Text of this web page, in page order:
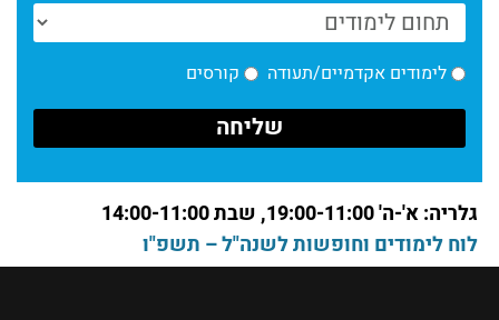
שני ספרים חדשים של בוגרי מחלקת הכתיבה
קרא עוד >
עם אור חיים בן עטר בוגר ושירים מתוך ערב שירה
קרא עוד >
מחלקת הכתיבה במנשר – שנת ה־20
לימודים אקדמיים/תעודה קורסים
גלריה: א'-ה' 19:00-11:00, שבת 14:00-11:00
לוח לימודים וחופשות לשנה"ל – תשפ"ו